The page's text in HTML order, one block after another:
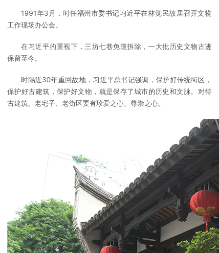
1991年3月，时任福州市委书记习近平在林觉民故居召开文物
工作现场办公会。
在习近平的重视下，三坊七巷免遭拆除，一大批历史文物古迹
保留至今。
时隔近30年重回故地，习近平总书记强调，保护好传统街区，
保护好古建筑，保护好文物，就是保存了城市的历史和文脉。对待
古建筑、老宅子、老街区要有珍爱之心、尊崇之心。